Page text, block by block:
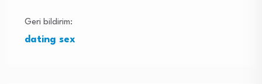
Geri bildirim:
dating sex